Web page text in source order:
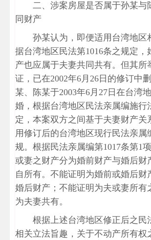
二、涉案房屋是否属于孙某与
同财产
孙某认为，即便适用台湾地区
据台湾地区民法第1016条之规定，
产也应属于夫妻共同共有。但其所
证，已在2002年6月26日的修订中
某、陈某于2003年6月27日在台湾
婚，根据台湾地区民法亲属编施行
定，本案双方之间基于夫妻财产关
用修订后的台湾地区现行民法亲属
规。根据民法亲属编第1017条第1
或妻之财产分为婚前财产与婚后财
自所有。不能证明为婚前或婚后财
婚后财产；不能证明为夫或妻所有
为夫妻共有。
根据上述台湾地区修正后之民
相关立法旨趣，关于不动产所有权